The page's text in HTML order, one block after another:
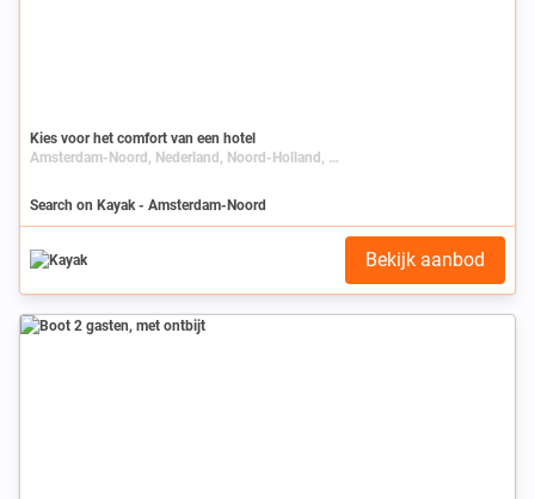
Kies voor het comfort van een hotel
Amsterdam-Noord, Nederland, Noord-Holland, Amsterdam
Search on Kayak - Amsterdam-Noord
Bekijk aanbod